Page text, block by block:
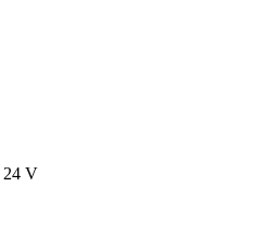
24 V